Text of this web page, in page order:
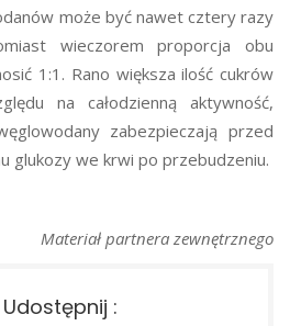
może być nawet cztery razy
wieczorem proporcja obu
1:1. Rano większa ilość cukrów
na całodzienną aktywność,
zabezpieczają przed
glukozy we krwi po przebudzeniu.
Materiał partnera zewnętrznego
Udostępnij :